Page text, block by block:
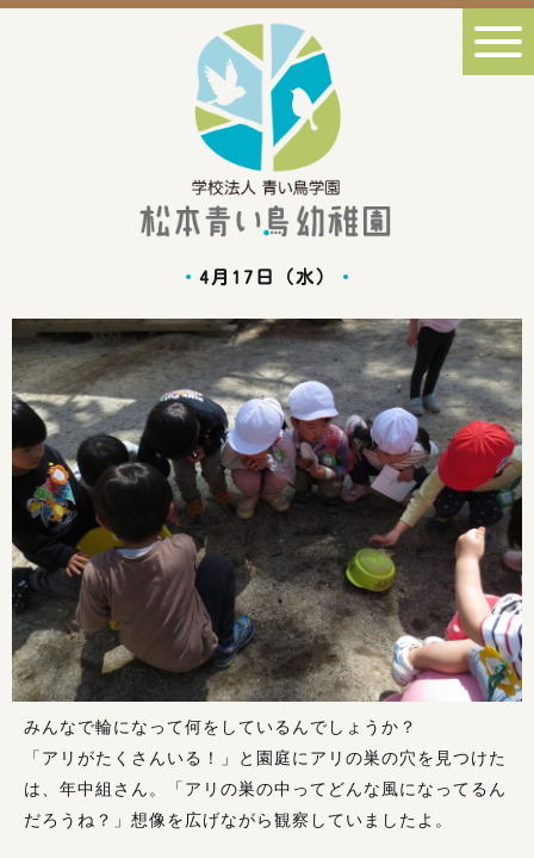
4月17日（水）
みんなで輪になって何をしているんでしょうか？
「アリがたくさんいる！」と園庭にアリの巣の穴を見つけた
は、年中組さん。「アリの巣の中ってどんな風になってるん
だろうね？」想像を広げながら観察していましたよ。